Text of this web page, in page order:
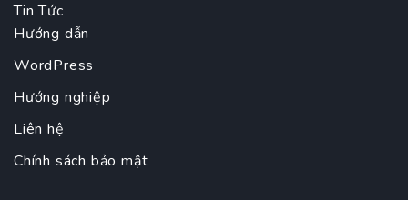
Tin Tức
Hướng dẫn
WordPress
Hướng nghiệp
Liên hệ
Chính sách bảo mật